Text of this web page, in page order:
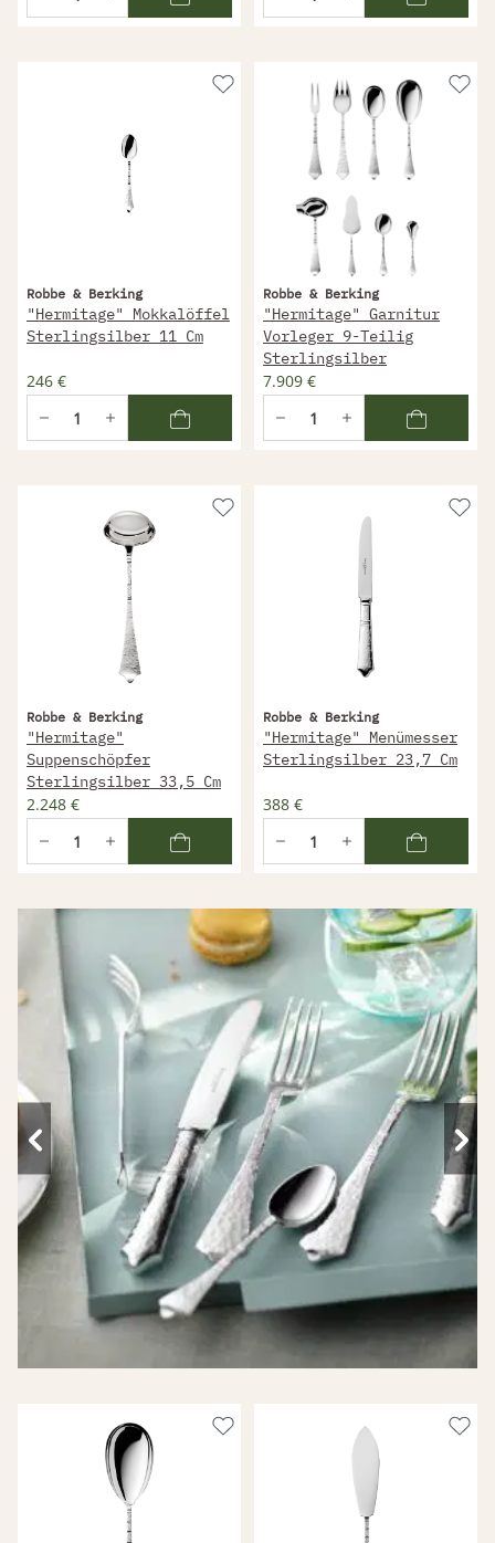
Robbe & Berking
"Hermitage" Mokkalöffel
Sterlingsilber 11 Cm
246 €
Robbe & Berking
"Hermitage" Garnitur
Vorleger 9-Teilig
Sterlingsilber
7.909 €
Robbe & Berking
"Hermitage"
Suppenschöpfer
Sterlingsilber 33,5 Cm
2.248 €
Robbe & Berking
"Hermitage" Menümesser
Sterlingsilber 23,7 Cm
388 €